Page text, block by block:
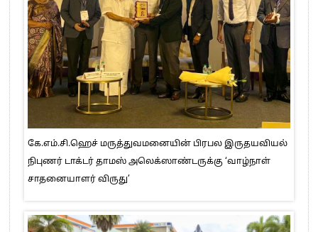
கே.எம்.சி.ஹெச் மருத்துவமனையின் பிரபல இருதயவியல்
நிபுணர் டாக்டர் தாமஸ் அலெக்ஸாண்டருக்கு ‘வாழ்நாள்
சாதனையாளர் விருது’